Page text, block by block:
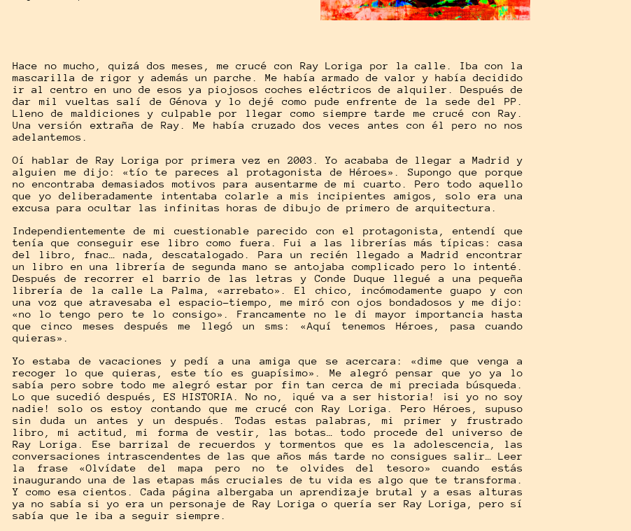
Hace no mucho, quizá dos meses, me crucé con Ray Loriga por la calle. Iba con la
mascarilla de rigor y además un parche. Me había armado de valor y había decidido
ir al centro en uno de esos ya piojosos coches eléctricos de alquiler. Después de
dar mil vueltas salí de Génova y lo dejé como pude enfrente de la sede del PP.
Lleno de maldiciones y culpable por llegar como siempre tarde me crucé con Ray.
Una versión extraña de Ray. Me había cruzado dos veces antes con él pero no nos
adelantemos.
Oí hablar de Ray Loriga por primera vez en 2003. Yo acababa de llegar a Madrid y
alguien me dijo: «tío te pareces al protagonista de Héroes». Supongo que porque
no encontraba demasiados motivos para ausentarme de mi cuarto. Pero todo aquello
que yo deliberadamente intentaba colarle a mis incipientes amigos, solo era una
excusa para ocultar las infinitas horas de dibujo de primero de arquitectura.
Independientemente de mi cuestionable parecido con el protagonista, entendí que
tenía que conseguir ese libro como fuera. Fui a las librerías más típicas: casa
del libro, fnac… nada, descatalogado. Para un recién llegado a Madrid encontrar
un libro en una librería de segunda mano se antojaba complicado pero lo intenté.
Después de recorrer el barrio de las letras y Conde Duque llegué a una pequeña
librería de la calle La Palma, «arrebato». El chico, incómodamente guapo y con
una voz que atravesaba el espacio-tiempo, me miró con ojos bondadosos y me dijo:
«no lo tengo pero te lo consigo». Francamente no le di mayor importancia hasta
que cinco meses después me llegó un sms: «Aquí tenemos Héroes, pasa cuando
quieras».
Yo estaba de vacaciones y pedí a una amiga que se acercara: «dime que venga a
recoger lo que quieras, este tío es guapísimo». Me alegró pensar que yo ya lo
sabía pero sobre todo me alegró estar por fin tan cerca de mi preciada búsqueda.
Lo que sucedió después, ES HISTORIA. No no, ¡qué va a ser historia! ¡si yo no soy
nadie! solo os estoy contando que me crucé con Ray Loriga. Pero Héroes, supuso
sin duda un antes y un después. Todas estas palabras, mi primer y frustrado
libro, mi actitud, mi forma de vestir, las botas… todo procede del universo de
Ray Loriga. Ese barrizal de recuerdos y tormentos que es la adolescencia, las
conversaciones intrascendentes de las que años más tarde no consigues salir… Leer
la frase «Olvídate del mapa pero no te olvides del tesoro» cuando estás
inaugurando una de las etapas más cruciales de tu vida es algo que te transforma.
Y como esa cientos. Cada página albergaba un aprendizaje brutal y a esas alturas
ya no sabía si yo era un personaje de Ray Loriga o quería ser Ray Loriga, pero sí
sabía que le iba a seguir siempre.